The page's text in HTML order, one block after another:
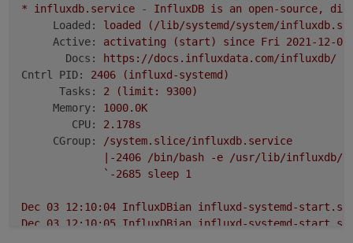
*
influxdb.service - InfluxDB is an open-source,
Loaded:
loaded
(/lib/systemd/system/
Active:
activating (start) since Fri
2021-12-
Docs:
https://docs.influxdata.com/influxdb/
Cntrl PID:
2406
(influxd-systemd)
Tasks:
2 (limit: 9300)
Memory:
1000. 0K
CPU:
2. 178s
CGroup:
/system.slice/influxdb.service
|-2406
/bin/bash -e
/usr/lib/influxdb/
`-2685 sleep 1
Dec 03 12 :10:04 InfluxDBian
influxd-systemd-
Dec 03 12 :10:05 InfluxDBian
influxd-systemd-